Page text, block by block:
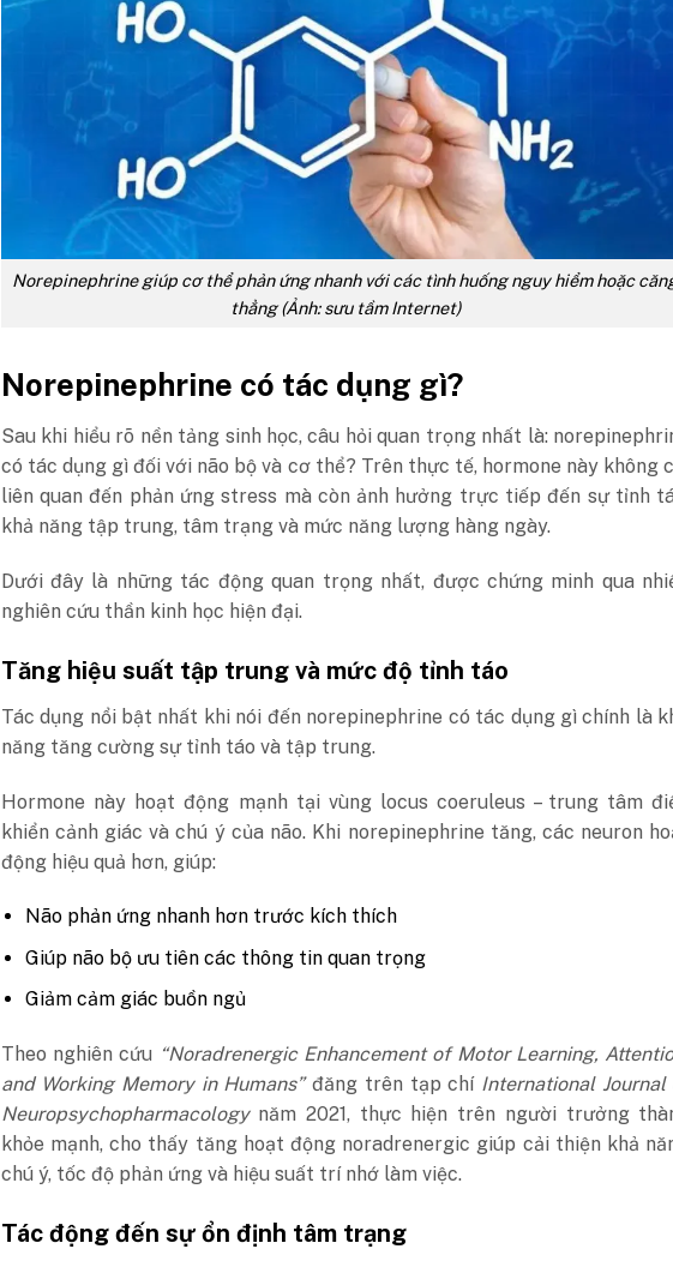
Norepinephrine giúp cơ thể phản ứng nhanh với các tình huống nguy hiểm hoặc
thẳng (Ảnh: sưu tầm Internet)
Norepinephrine có tác dụng gì?
Sau khi hiểu rõ nền tảng sinh học, câu hỏi quan trọng nhất là:
có tác dụng gì đối với não bộ và cơ thể? Trên thực tế, hormone này không
liên quan đến phản ứng stress mà còn ảnh hưởng trực tiếp đến sự tỉnh
khả năng tập trung, tâm trạng và mức năng lượng hàng ngày.
Dưới đây là những tác động quan trọng nhất, được chứng minh qua
nghiên cứu thần kinh học hiện đại.
Tăng hiệu suất tập trung và mức độ tỉnh táo
Tác dụng nổi bật nhất khi nói đến norepinephrine có tác dụng gì chính là
năng tăng cường sự tỉnh táo và tập trung.
Hormone này hoạt động mạnh tại vùng locus coeruleus – trung tâm
khiển cảnh giác và chú ý của não. Khi norepinephrine tăng, các neuron
động hiệu quả hơn, giúp:
Não phản ứng nhanh hơn trước kích thích
Giúp não bộ ưu tiên các thông tin quan trọng
Giảm cảm giác buồn ngủ
Theo nghiên cứu “Noradrenergic Enhancement of Motor Learning,
and Working Memory in Humans”đăng trên tạp chí International Journal
Neuropsychopharmacologynăm 2021, thực hiện trên người trưởng
khỏe mạnh, cho thấy tăng hoạt động noradrenergic giúp cải thiện khả
chú ý, tốc độ phản ứng và hiệu suất trí nhớ làm việc.
Tác động đến sự ổn định tâm trạng